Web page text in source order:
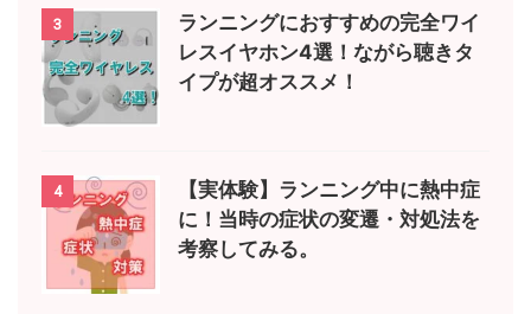
3
ランニングにおすすめの完全ワイ
レスイヤホン4選！ながら聴きタ
イプが超オススメ！
4
【実体験】ランニング中に熱中症
に！当時の症状の変遷・対処法を
考察してみる。